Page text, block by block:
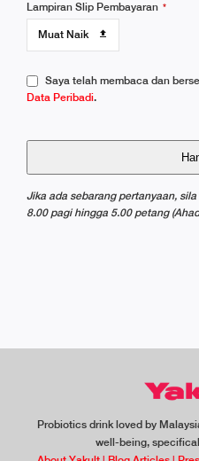
Lampiran Slip Pembayaran *
Muat Naik
Saya telah membaca dan
Data Peribadi.
Jika ada sebarang pertanyaan,
8.00 pagi hingga 5.00 petang
Probiotics drink loved by
well-being,